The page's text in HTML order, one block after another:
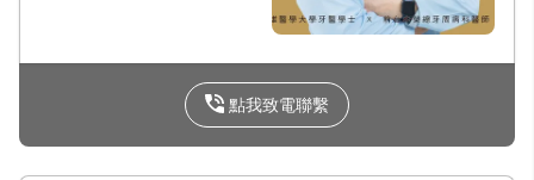
點我致電聯繫